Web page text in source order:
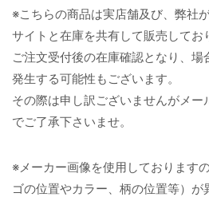
※こちらの商品は実店舗及び、弊社
サイトと在庫を共有して販売してお
ご注文受付後の在庫確認となり、
発生する可能性もございます。
その際は申し訳ございませんがメ
でご了承下さいませ。
※メーカー画像を使用しております
ゴの位置やカラー、柄の位置等）が